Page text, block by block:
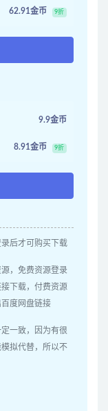
62.91金币 9折
9.9金币
8.91金币 9折
后才可购买下载
，免费资源登录
下载，付费资源
度网盘链接
一致，因为有很
拟代替，所以不